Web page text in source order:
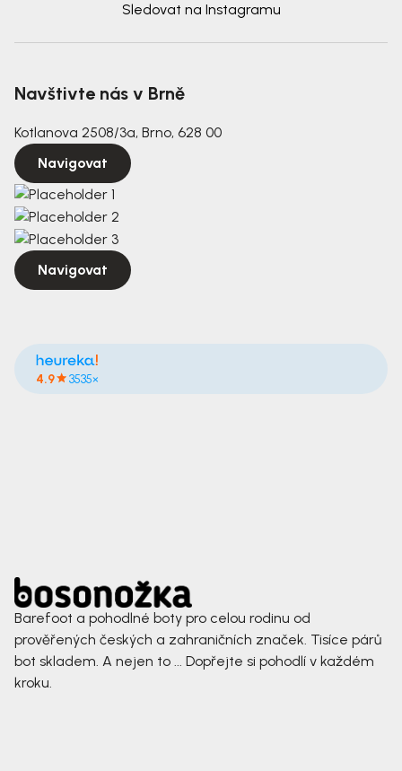
Sledovat na Instagramu
Navštivte nás v Brně
Kotlanova 2508/3a, Brno, 628 00
Navigovat
Navigovat
4.9 3535×
Barefoot a pohodlné boty pro celou rodinu od
prověřených českých a zahraničních značek. Tisíce párů
bot skladem. A nejen to ... Dopřejte si pohodlí v každém
kroku.